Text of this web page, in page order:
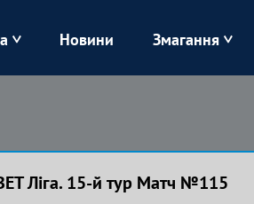
Колос
Новини Змагання
Ліга. 15-й тур Матч №115